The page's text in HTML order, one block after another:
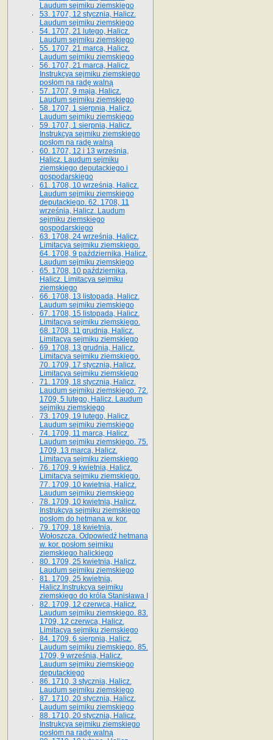
Laudum sejmiku ziemskiego
53. 1707, 12 stycznia, Halicz.
Laudum sejmiku ziemskiego
54. 1707, 21 lutego, Halicz.
Laudum sejmiku ziemskiego
55. 1707, 21 marca, Halicz.
Laudum sejmiku ziemskiego
56. 1707, 21 marca, Halicz.
Instrukcya sejmiku ziemskiego
posłom na radę walną
57. 1707, 9 maja, Halicz.
Laudum sejmiku ziemskiego
58. 1707, 1 sierpnia, Halicz.
Laudum sejmiku ziemskiego
59. 1707, 1 sierpnia, Halicz.
Instrukcya sejmiku ziemskiego
posłom na radę walną
60. 1707, 12 i 13 września,
Halicz. Laudum sejmiku
ziemskiego deputackiego i
gospodarskiego
61. 1708, 10 września, Halicz.
Laudum sejmiku ziemskiego
deputackiego. 62. 1708, 11
września, Halicz. Laudum
sejmiku ziemskiego
gospodarskiego
63. 1708, 24 września, Halicz.
Limitacya sejmiku ziemskiego.
64. 1708, 9 października, Halicz.
Laudum sejmiku ziemskiego
65­. 1708, 10 października,
Halicz. Limitacya sejmiku
ziemskiego
66. 1708, 13 listopada, Halicz.
Laudum sejmiku ziemskiego
67. 1708, 15 listopada, Halicz.
Limitacya sejmiku ziemskiego.
68. 1708, 11 grudnia, Halicz.
Limitacya sejmiku ziemskiego
69. 1708, 13 grudnia, Halicz.
Limitacya sejmiku ziemskiego.
70. 1709, 17 stycznia, Halicz.
Limitacya sejmiku ziemskiego
71. 1709, 18 stycznia, Halicz.
Laudum sejmiku ziemskiego. 72.
1709, 5 lutego, Halicz. Laudum
sejmiku ziemskiego
73. 1709, 19 lutego, Halicz.
Laudum sejmiku ziemskiego
74. 1709, 11 marca, Halicz.
Laudum sejmiku ziemskiego. 75.
1709, 13 marca, Halicz.
Limitacya sejmiku ziemskiego
76. 1709, 9 kwietnia, Halicz.
Limitacya sejmiku ziemskiego.
77. 1709, 10 kwietnia, Halicz.
Laudum sejmiku ziemskiego
78. 1709, 10 kwietnia, Halicz.
Instrukcya sejmiku ziemskiego
posłom do hetmana w. kor.
79. 1709, 18 kwietnia,
Wołoszcza. Odpowiedź hetmana
w. kor. posłom sejmiku
ziemskiego halickiego
80. 1709, 25 kwietnia, Halicz.
Laudum sejmiku ziemskiego
81. 1709, 25 kwietnia,
Halicz.Instrukcya sejmiku
ziemskiego do króla Stanisława I
82. 1709, 12 czerwca, Halicz.
Laudum sejmiku ziemskiego. 83.
1709, 12 czerwca, Halicz.
Limitacya sejmiku ziemskiego
84. 1709, 6 sierpnia, Halicz.
Laudum sejmiku ziemskiego. 85.
1709, 9 września, Halicz.
Laudum sejmiku ziemskiego
deputackiego
86. 1710, 3 stycznia, Halicz.
Laudum sejmiku ziemskiego
87. 1710, 20 stycznia, Halicz.
Laudum sejmiku ziemskiego
88. 1710, 20 stycznia, Halicz.
Instrukcya sejmiku ziemskiego
posłom na radę walną